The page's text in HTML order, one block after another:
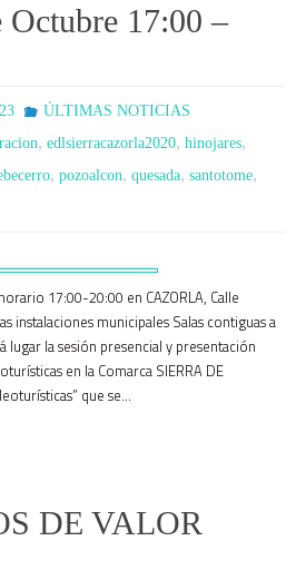
Octubre 17:00 –
ÚLTIMAS NOTICIAS
,edlsierracazorla2020,hinojares,
, pozoalcon, quesada, santotome,
17:00-20:00 en CAZORLA, Calle
instalaciones municipales Salas contiguas a
lugar la sesión presencial y presentación
en la Comarca SIERRA DE
que se…
DE VALOR